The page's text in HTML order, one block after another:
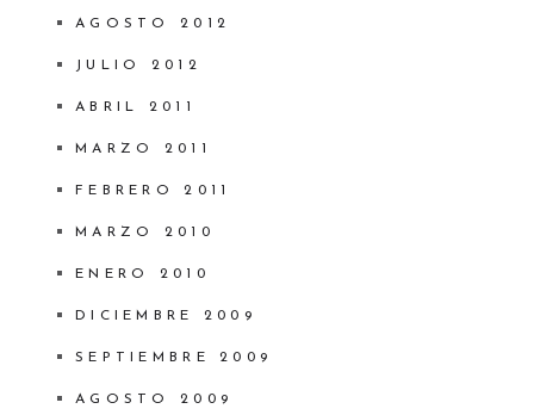
AGOSTO 2012
JULIO 2012
ABRIL 2011
MARZO 2011
FEBRERO 2011
MARZO 2010
ENERO 2010
DICIEMBRE 2009
SEPTIEMBRE 2009
AGOSTO 2009